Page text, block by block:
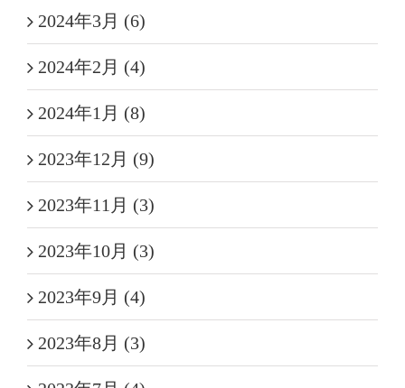
2024年3月 (6)
2024年2月 (4)
2024年1月 (8)
2023年12月 (9)
2023年11月 (3)
2023年10月 (3)
2023年9月 (4)
2023年8月 (3)